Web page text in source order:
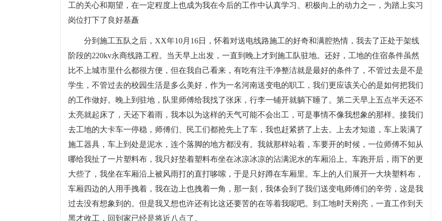
工的关心和期望，在一定程度上也成为我在今后的工作中认真学习、积极向上的动力之一，为踏上实习
岗位打下了良好基矗
分到施工五队之后，XX年10月16日，怀着对送电线路施工的好奇和满腔热情，我去了正处于架线
阶段的220kv永商线路工程。当天早上出发，一直到晚上才到施工队驻地。还好，工地的住宿条件虽然
比不上城市里什么都很方便，但在我自己看来，有吃有注干净整洁就是最好的条件了，不管过去是不是
学生，不管过去的校园生活是多么美好，作为一名河南送变电的职工，我们更应该关心的是如何把我们
的工作做好。晚上到驻地，队里师傅给我找了张床，行李一铺开就躺下睡了。第二天早上五点半天还不
太亮就起床了，天还下着雨，我本以为这样的天气可能不会出工，可是事情不像我想象的那样。接我们
去工地的大卡车一停稳，师傅们、民工们都抢先上了车，我也赶紧挤了上去。上去才知道，车上装满了
施工器具，车上到处是泥水，连个落脚的地方都没有。我就那样站着，车要开的时候，一位师傅不知从
哪给我扯了一片塑料布，我只好垫着塑料布坐在冰凉冰凉的沾满泥水的车厢沿上。车跑开后，雨下的更
大些了，我坐在车厢沿上被风雨打的直打哆嗦，于是只好蹲在车厢里。车上的人们展开一大块塑料布，
车厢四边的人用手拽着，我在边上也拽着一角，那一刻，我体会到了我们送变电师傅们的辛劳，这是我
过去没有想象到的。但是我又想也许还有比这还要苦的在等着我呢吧。到工地时天刚亮，一直工作到天
黑才收工，回到家已经是将近八点了。